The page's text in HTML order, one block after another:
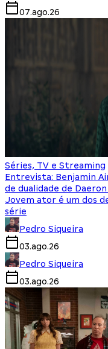
07.ago.26
Séries, TV e Streaming
Entrevista: Benjamin
de dualidade de
Jovem ator é um dos
série
Pedro Siqueira
03.ago.26
Pedro Siqueira
03.ago.26